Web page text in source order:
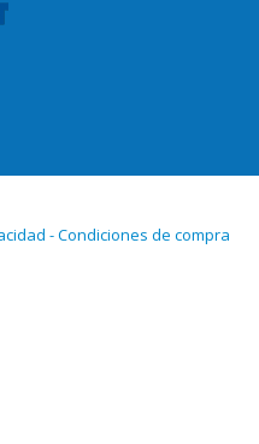
- Condiciones de compra